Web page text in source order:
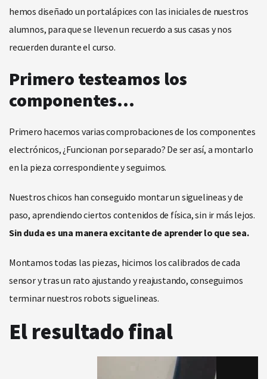
hemos diseñado un portalápices con las iniciales de nuestros
alumnos, para que se lleven un recuerdo a sus casas y nos
recuerden durante el curso.
Primero testeamos los
componentes…
Primero hacemos varias comprobaciones de los componentes
electrónicos, ¿Funcionan por separado? De ser así, a montarlo
en la pieza correspondiente y seguimos.
Nuestros chicos han conseguido montar un siguelineas y de
paso, aprendiendo ciertos contenidos de física, sin ir más lejos.
Sin duda es una manera excitante de aprender lo que sea.
Montamos todas las piezas, hicimos los calibrados de cada
sensor y tras un rato ajustando y reajustando, conseguimos
terminar nuestros robots siguelineas.
El resultado final